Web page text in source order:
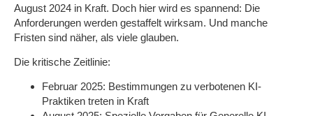
August 2024 in Kraft. Doch hier wird es spannend: Die
Anforderungen werden gestaffelt wirksam. Und manche
Fristen sind näher, als viele glauben.
Die kritische Zeitlinie:
Februar 2025: Bestimmungen zu verbotenen KI-
Praktiken treten in Kraft